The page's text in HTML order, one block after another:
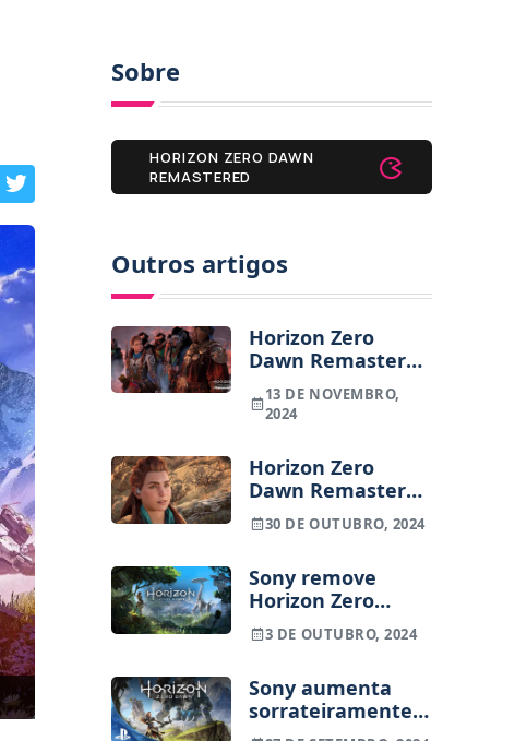
Sobre
HORIZON ZERO DAWN
REMASTERED
Outros artigos
Horizon Zero
Dawn Remastered
não captou
interesse dos
13 DE NOVEMBRO,
2024
Horizon Zero
Dawn Remastered
análise | Um filtro
do Instagram ou
30 DE OUTUBRO, 2024
Sony remove
Horizon Zero
Dawn da Epic
Games Store
3 DE OUTUBRO, 2024
Sony aumenta
sorrateiramente
preço de Horizon